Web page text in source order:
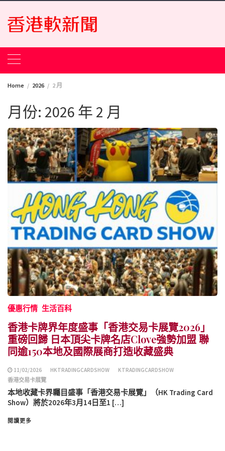
Skip
content
Home 2026 2 月
月份: 2026 年 2 月
優惠行情 生活百科
香港卡牌界年度盛事「香港交易卡展覽2026」
重磅回歸 日本頂尖卡牌名店Clove強勢加盟 聯
同逾150本地及國際展商打造收藏盛典
11/02/2026 HKTRADINGCARDSHOW
KTRADINGCARDSHOW
香港交易卡展覽
本地收藏卡界矚目盛事「香港交易卡展覽」（HK Trading Card
Show）將於2026年3月14日至1 […]
閱讀更多